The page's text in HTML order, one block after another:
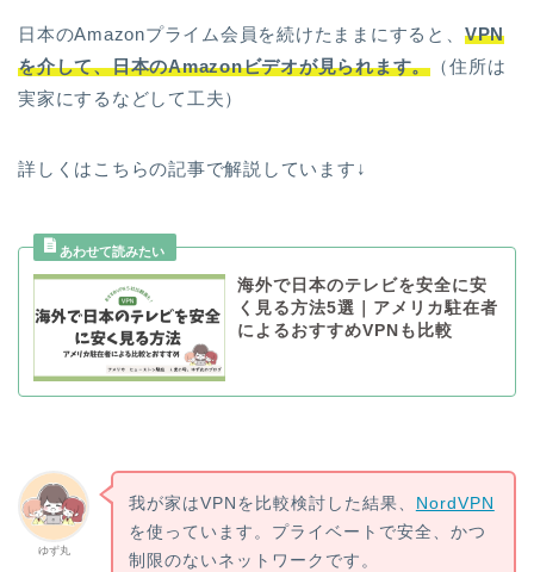
日本のAmazonプライム会員を続けたままにすると、 VPN
を介して、日本のAmazonビデオが見られます。 （住所は
実家にするなどして工夫）
詳しくはこちらの記事で解説しています↓
海外で日本のテレビを安全に安
く見る方法5選｜アメリカ駐在者
によるおすすめVPNも比較
ゆず丸
我が家はVPNを比較検討した結果、 NordVPN
を使っています。プライベートで安全、かつ
制限のないネットワークです。